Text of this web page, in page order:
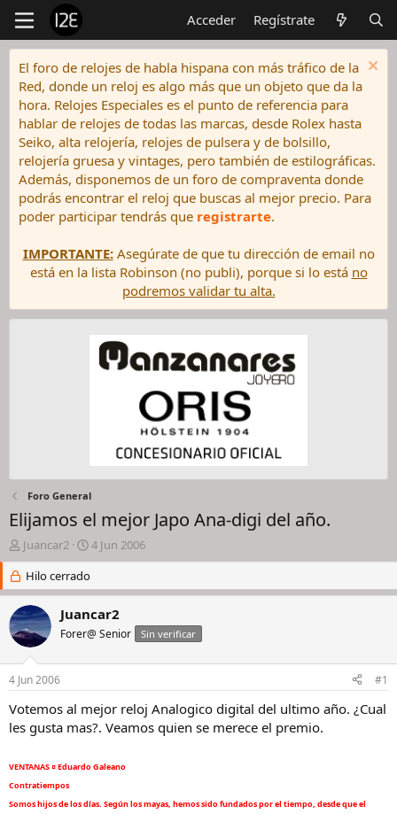
Acceder Regístrate
El foro de relojes de habla hispana con más tráfico de la
Red, donde un reloj es algo más que un objeto que da la
hora. Relojes Especiales es el punto de referencia para
hablar de relojes de todas las marcas, desde Rolex hasta
Seiko, alta relojería, relojes de pulsera y de bolsillo,
relojería gruesa y vintages, pero también de estilográficas.
Además, disponemos de un foro de compraventa donde
podrás encontrar el reloj que buscas al mejor precio. Para
poder participar tendrás que registrarte.
IMPORTANTE:Asegúrate de que tu dirección de email no
está en la lista Robinson (no publi), porque si lo está no
podremos validar tu alta.
Foro General
Elijamos el mejor Japo Ana-digi del año.
I
n
c
i
a
d
o
d
e
l
h
l
o
Juancar2
F
e
h
d
e
i
c
i
o
4 Jun 2006
Hilo cerrado
Juancar2
Forer@ Senior Sin verificar
4 Jun 2006 #1
Votemos al mejor reloj Analogico digital del ultimo año. ¿Cual
les gusta mas?. Veamos quien se merece el premio.
VENTANAS ¤ Eduardo Galeano
Contratiempos
Somos hijos de los días. Según los mayas, hemos sido fundados por el tiempo, desde que el